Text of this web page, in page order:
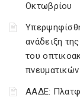
Οκτωβρίου
ανάδειξη
του
ΑΑΔΕ: